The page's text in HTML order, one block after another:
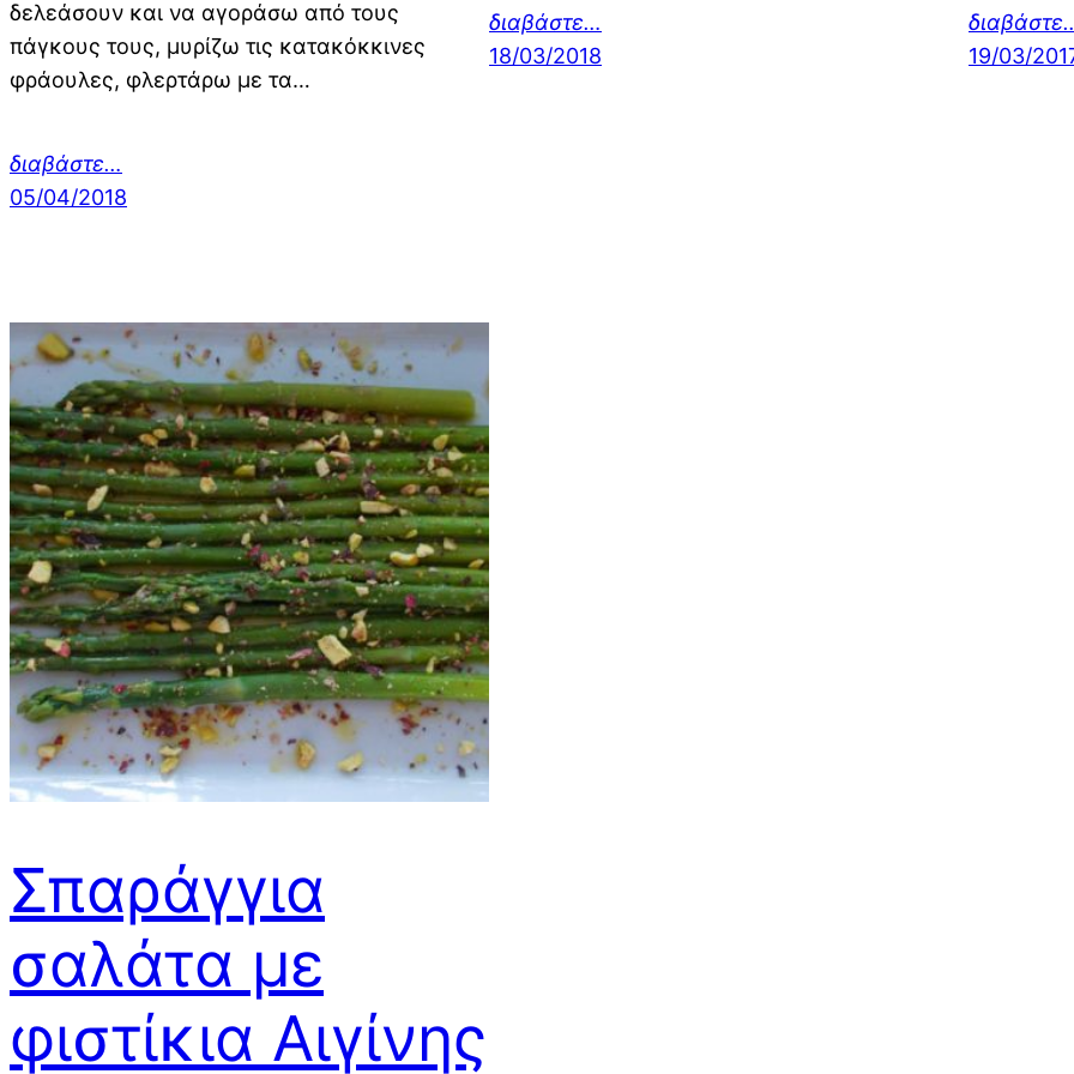
δελεάσουν και να αγοράσω από τους
πάγκους τους, μυρίζω τις κατακόκκινες
φράουλες, φλερτάρω με τα…
διαβάστε…
05/04/2018
διαβάστε…
18/03/2018
19/03/
Σπαράγγια
σαλάτα με
φιστίκια Αιγίνης